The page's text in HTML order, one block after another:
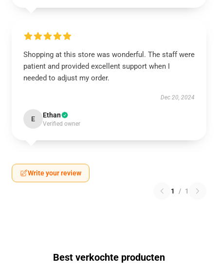
Shopping at this store was wonderful. The staff were
patient and provided excellent support when I
needed to adjust my order.
Dec 20, 2024
E Ethan
Verified owner
Write your review
1 / 1
Best verkochte producten